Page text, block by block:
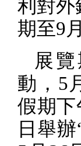
利對外
期至9月
展
動， 5
假期下
日舉